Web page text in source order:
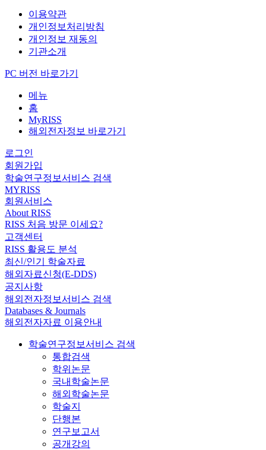
이용약관
개인정보처리방침
개인정보 재동의
기관소개
PC 버전 바로가기
메뉴
홈
MyRISS
해외전자정보 바로가기
로그인
회원가입
학술연구정보서비스 검색
MYRISS
회원서비스
About RISS
RISS 처음 방문 이세요?
고객센터
RISS 활용도 분석
최신/인기 학술자료
해외자료신청(E-DDS)
공지사항
해외전자정보서비스 검색
Databases & Journals
해외전자자료 이용안내
학술연구정보서비스 검색
통합검색
학위논문
국내학술논문
해외학술논문
학술지
단행본
연구보고서
공개강의